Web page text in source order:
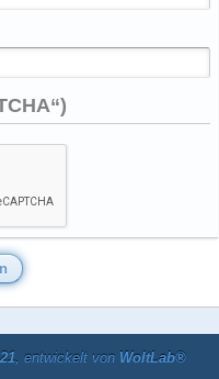
, entwickelt von WoltLab®